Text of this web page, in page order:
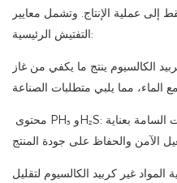
إلى عملية الإنتاج. وتشمل معايير
التفتيش الرئيسية:
الكالسيوم ينتج ما يكفي من غاز
غير كربيد الكالسيوم لتقليل